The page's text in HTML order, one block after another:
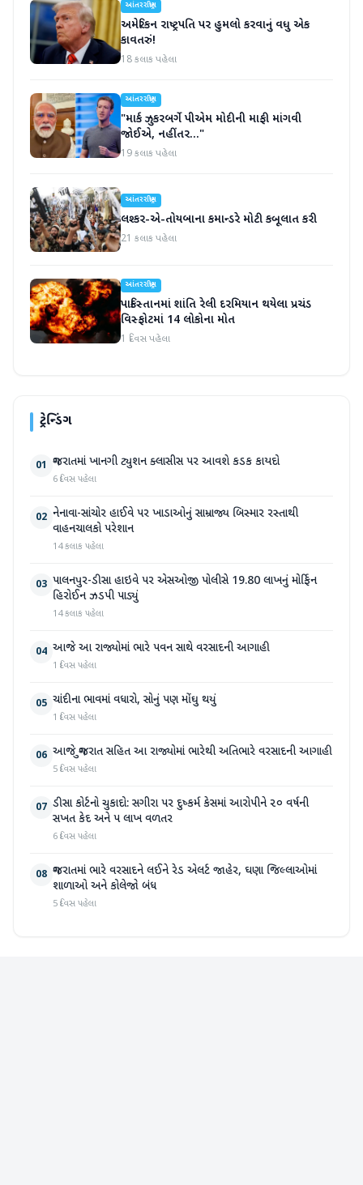
આંતરરાષ્ટ્રીય
અમેરિકન રાષ્ટ્રપતિ પર હુમલો કરવાનું વધુ એક
કાવતરું!
18 કલાક પહેલા
આંતરરાષ્ટ્રીય
"માર્ક ઝુકરબર્ગે પીએમ મોદીની માફી માંગવી
જોઈએ, નહીંતર..."
19 કલાક પહેલા
આંતરરાષ્ટ્રીય
લશ્કર-એ-તોયબાના કમાન્ડરે મોટી કબૂલાત કરી
21 કલાક પહેલા
આંતરરાષ્ટ્રીય
પાકિસ્તાનમાં શાંતિ રેલી દરમિયાન થયેલા પ્રચંડ
વિસ્ફોટમાં 14 લોકોના મોત
1 દિવસ પહેલા
ટ્રેન્ડિંગ
01 ગુજરાતમાં ખાનગી ટ્યુશન ક્લાસીસ પર આવશે કડક કાયદો
6 દિવસ પહેલા
02 નેનાવા-સાંચોર હાઈવે પર ખાડાઓનું સામ્રાજ્ય બિસ્માર રસ્તાથી
વાહનચાલકો પરેશાન
14 કલાક પહેલા
03 પાલનપુર-ડીસા હાઇવે પર એસઓજી પોલીસે 19.80 લાખનું મોર્ફિન
હિરોઈન ઝડપી પાડ્યું
14 કલાક પહેલા
04 આજે આ રાજ્યોમાં ભારે પવન સાથે વરસાદની આગાહી
1 દિવસ પહેલા
05 ચાંદીના ભાવમાં વધારો, સોનું પણ મોંઘુ થયું
1 દિવસ પહેલા
06 આજે ગુજરાત સહિત આ રાજ્યોમાં ભારેથી અતિભારે વરસાદની આગાહી
5 દિવસ પહેલા
07 ડીસા કોર્ટનો ચુકાદો: સગીરા પર દુષ્કર્મ કેસમાં આરોપીને ૨૦ વર્ષની
સખત કેદ અને ૫ લાખ વળતર
6 દિવસ પહેલા
08 ગુજરાતમાં ભારે વરસાદને લઈને રેડ એલર્ટ જાહેર, ઘણા જિલ્લાઓમાં
શાળાઓ અને કોલેજો બંધ
5 દિવસ પહેલા